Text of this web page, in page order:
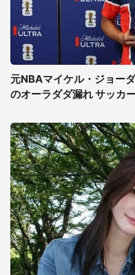
元NBAマイケル・ジョー
のオーラダダ漏れ サッカ